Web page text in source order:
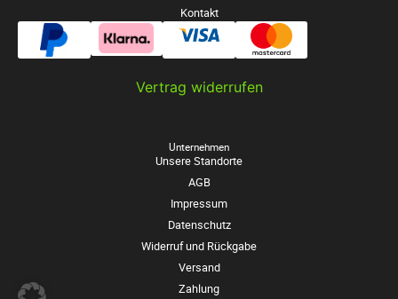
Kontakt
Vertrag widerrufen
Unternehmen
Unsere Standorte
AGB
Impressum
Datenschutz
Widerruf und Rückgabe
Versand
Zahlung